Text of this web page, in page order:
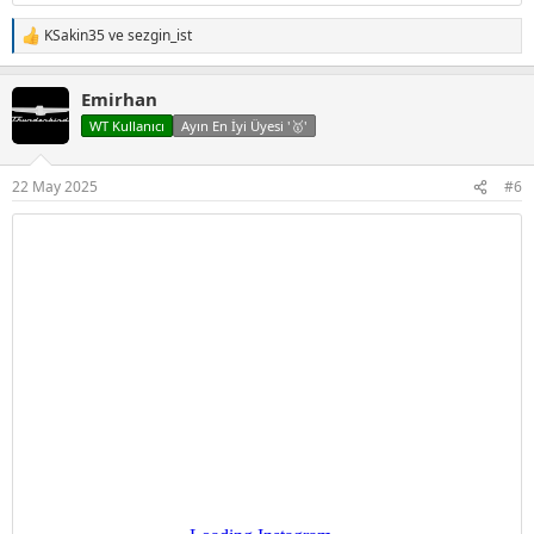
T
e
i
:
KSakin35vesezgin_ist
Emirhan
WT Kullanıcı Ayın En İyi Üyesi '🥇'
22 May 2025 #6